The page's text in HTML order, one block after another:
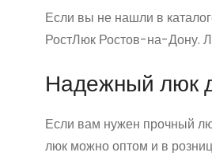
Если вы не нашли в
РостЛюк Ростов-на-Дону.
Надежный люк
Если вам нужен прочный
люк можно оптом и в